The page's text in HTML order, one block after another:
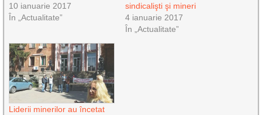
10 ianuarie 2017
În „Actualitate”
sindicalişti şi mineri
4 ianuarie 2017
În „Actualitate”
Liderii minerilor au încetat